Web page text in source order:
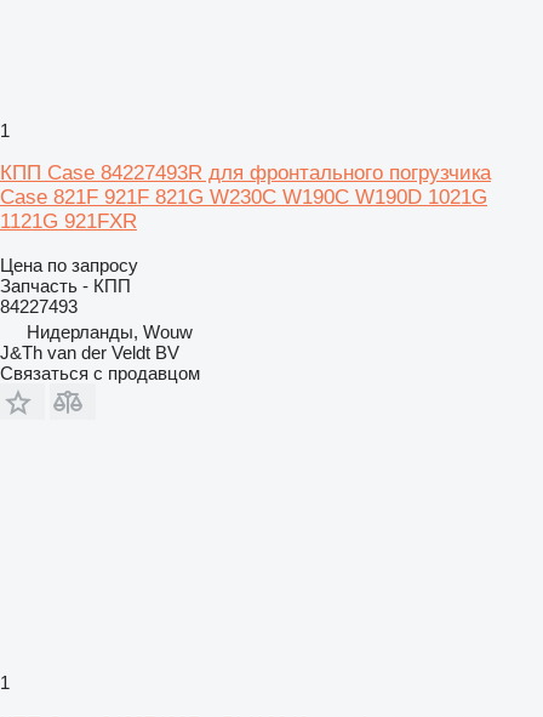
1
КПП Case 84227493R для фронтального погрузчика
Case 821F 921F 821G W230C W190C W190D 1021G
1121G 921FXR
Цена по запросу
Запчасть - КПП
84227493
Нидерланды, Wouw
J&Th van der Veldt BV
Связаться с продавцом
1